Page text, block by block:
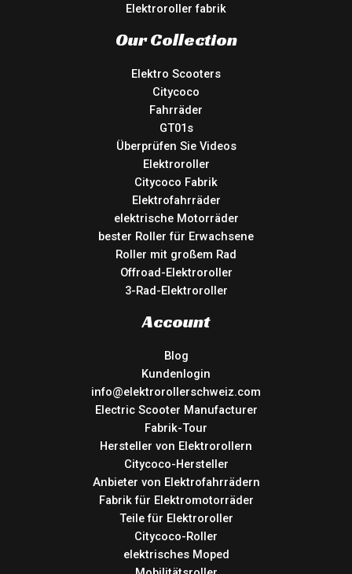
Elektroroller fabrik
Our Collection
Elektro Scooters
Citycoco
Fahrräder
GT01s
Überprüfen Sie Videos
Elektroroller
Citycoco Fabrik
Elektrofahrräder
elektrische Motorräder
bester Roller für Erwachsene
Roller mit großem Rad
Offroad-Elektroroller
3-Rad-Elektroroller
Account
Blog
Kundenlogin
info@elektrorollerschweiz.com
Electric Scooter Manufacturer
Fabrik-Tour
Hersteller von Elektrorollern
Citycoco-Hersteller
Anbieter von Elektrofahrrädern
Fabrik für Elektromotorräder
Teile für Elektroroller
Citycoco-Roller
elektrisches Moped